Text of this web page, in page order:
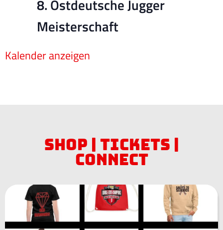
8. Ostdeutsche Jugger
Meisterschaft
Kalender anzeigen
Shop | Tickets |
Connect